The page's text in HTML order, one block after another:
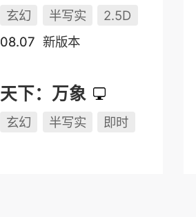
玄幻 半写实
2.5D
08.07 新版本
天下：万象
玄幻 半写实 即时